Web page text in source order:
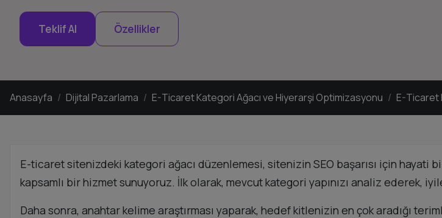
Teklif Al Özellikler
Anasayfa Dijital Pazarlama E-Ticaret Kategori Ağacı ve Hiyerarşi Optimizasyonu E-Ticaret
E-ticaret sitenizdeki kategori ağacı düzenlemesi, sitenizin SEO başarısı için hayati
kapsamlı bir hizmet sunuyoruz. İlk olarak, mevcut kategori yapınızı analiz ederek,
Daha sonra, anahtar kelime araştırması yaparak, hedef kitlenizin en çok aradığı